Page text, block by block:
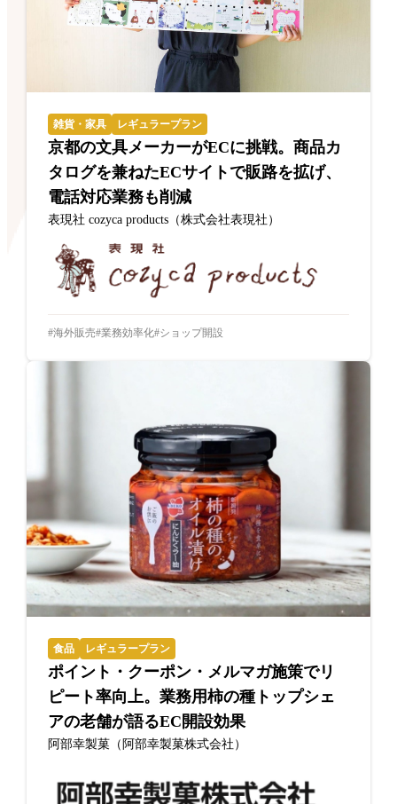
雑貨・家具 レギュラープラン
京都の文具メーカーがECに挑戦。商品カ
タログを兼ねたECサイトで販路を拡げ、
電話対応業務も削減
表現社 cozyca products（株式会社表現社）
海外販売 業務効率化 ショップ開設
食品 レギュラープラン
ポイント・クーポン・メルマガ施策でリ
ピート率向上。業務用柿の種トップシェ
アの老舗が語るEC開設効果
阿部幸製菓（阿部幸製菓株式会社）